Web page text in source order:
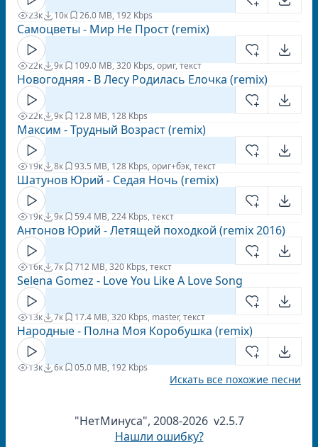
23к 10к 26.0 MB, 192 Kbps
Самоцветы - Мир Не Прост (remix)
22к 9к 109.0 MB, 320 Kbps, ориг, текст
Новогодняя - В Лесу Родилась Елочка (remix)
22к 9к 12.8 MB, 128 Kbps
Максим - Трудный Возраст (remix)
19к 8к 93.5 MB, 128 Kbps, ориг+бэк, текст
Шатунов Юрий - Седая Ночь (remix)
19к 9к 59.4 MB, 224 Kbps, текст
Антонов Юрий - Летящей походкой (remix 2016)
16к 7к 712 MB, 320 Kbps, текст
Selena Gomez - Love You Like A Love Song
13к 7к 17.4 MB, 320 Kbps, master, текст
Народные - Полна Моя Коробушка (remix)
13к 6к 05.0 MB, 192 Kbps
Искать все похожие песни
"НетМинуса", 2008-2026 v2.5.7
Нашли ошибку?